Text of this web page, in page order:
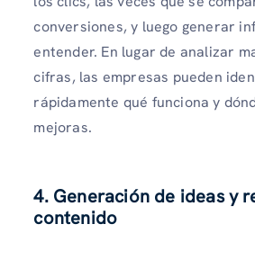
conversiones, y luego generar
entender. En lugar de analizar
cifras, las empresas pueden
rápidamente qué funciona y
mejoras.
4. Generación de ideas y
contenido